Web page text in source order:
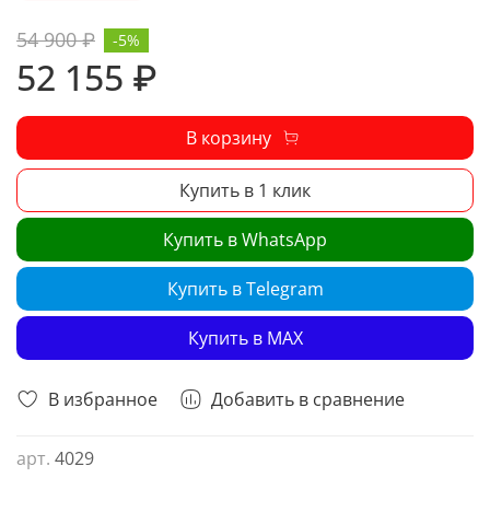
В избранное Добавить в сравнение
арт. 4029
54 900 ₽
52 155 ₽
-5%
В корзину
Купить в 1 клик
Купить в WhatsApp
Купить в Telegram
Купить в MAX